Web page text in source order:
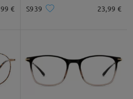
€ S939 23,99 €